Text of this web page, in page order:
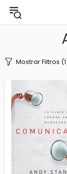
Mostrar Filtros